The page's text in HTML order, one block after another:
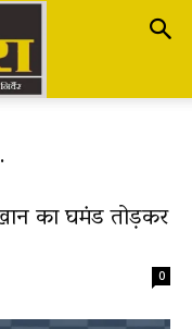
का घमंड तोड़कर
0